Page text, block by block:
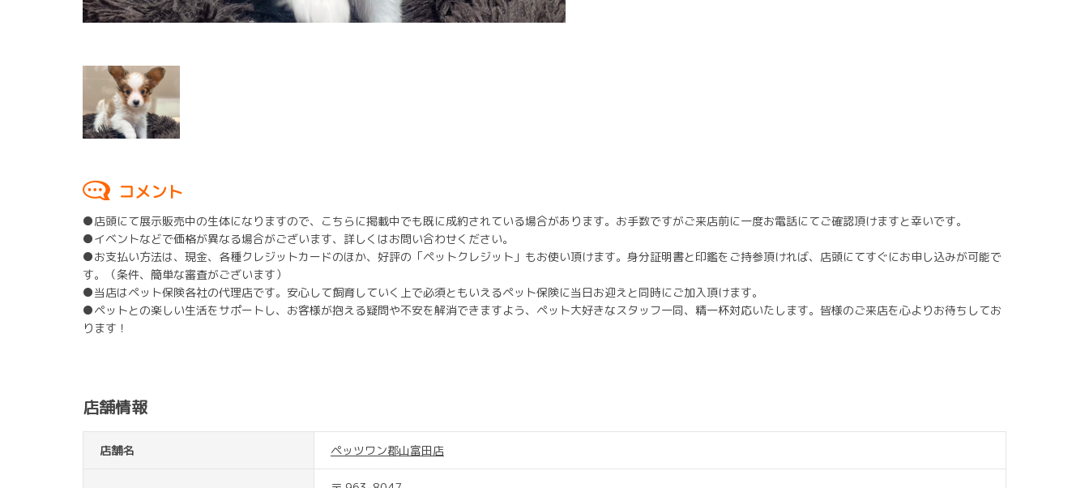
コメント
●店頭にて展示販売中の生体になりますので、こちらに掲載中でも既に成約されている場合があります。お手数ですがご来店前に一度お電話にてご確認頂けますと幸いです。
●イベントなどで価格が異なる場合がございます、詳しくはお問い合わせください。
●お支払い方法は、現金、各種クレジットカードのほか、好評の「ペットクレジット」もお使い頂けます。身分証明書と印鑑をご持参頂ければ、店頭にてすぐにお申し込みが可能で
す。（条件、簡単な審査がございます）
●当店はペット保険各社の代理店です。安心して飼育していく上で必須ともいえるペット保険に当日お迎えと同時にご加入頂けます。
●ペットとの楽しい生活をサポートし、お客様が抱える疑問や不安を解消できますよう、ペット大好きなスタッフ一同、精一杯対応いたします。皆様のご来店を心よりお待ちしてお
ります！
店舗情報
店舗名 ペッツワン郡山富田店